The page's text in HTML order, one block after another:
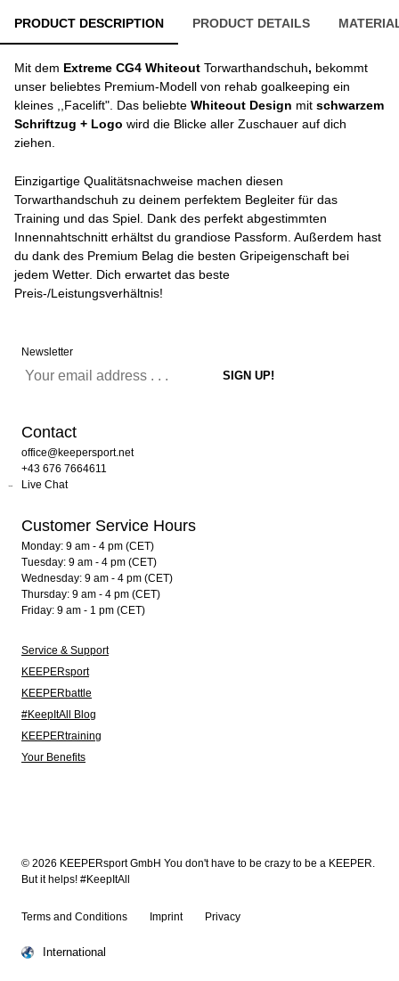
PRODUCT DESCRIPTION PRODUCT DETAILS
Mit dem Extreme CG4 Whiteout Torwarthandschuh, bekommt
unser beliebtes Premium-Modell von rehab goalkeeping ein
kleines ,,Facelift". Das beliebte Whiteout Design mit schwarzem
Schriftzug + Logo wird die Blicke aller Zuschauer auf dich
ziehen.
Einzigartige Qualitätsnachweise machen diesen
Torwarthandschuh zu deinem perfektem Begleiter für das
Training und das Spiel. Dank des perfekt abgestimmten
Innennahtschnitt erhältst du grandiose Passform. Außerdem hast
du dank des Premium Belag die besten Gripeigenschaft bei
jedem Wetter. Dich erwartet das beste
Preis-/Leistungsverhältnis!
Newsletter
Contact
office@keepersport.net
+43 676 7664611
Live Chat
Customer Service Hours
Monday: 9 am - 4 pm (CET)
Tuesday: 9 am - 4 pm (CET)
Wednesday: 9 am - 4 pm (CET)
Thursday: 9 am - 4 pm (CET)
Friday: 9 am - 1 pm (CET)
Service & Support
KEEPERsport
KEEPERbattle
#KeepItAll Blog
KEEPERtraining
Your Benefits
© 2026 KEEPERsport GmbH You don't have to be crazy to be a KEEPER.
But it helps! #KeepItAll
Terms and Conditions Imprint Privacy
International